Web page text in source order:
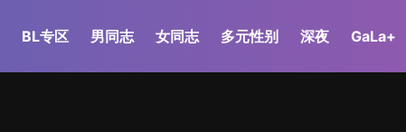
BL专区 男同志 女同志 多元性别 深夜 GaLa+